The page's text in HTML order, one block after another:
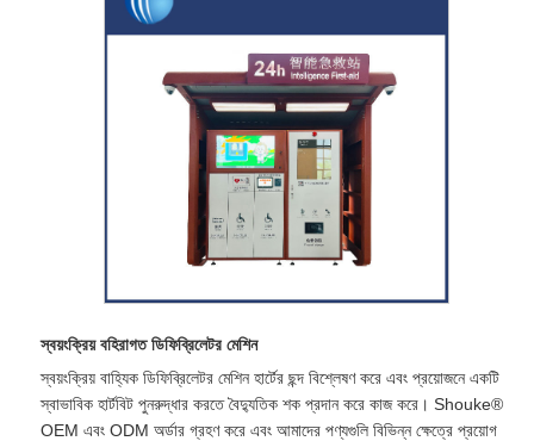
স্বয়ংক্রিয় বহিরাগত ডিফিব্রিলেটর মেশিন
স্বয়ংক্রিয় বাহ্যিক ডিফিব্রিলেটর মেশিন হার্টের ছন্দ বিশ্লেষণ করে এবং প্রয়োজনে একটি
স্বাভাবিক হার্টবিট পুনরুদ্ধার করতে বৈদ্যুতিক শক প্রদান করে কাজ করে। Shouke®
OEM এবং ODM অর্ডার গ্রহণ করে এবং আমাদের পণ্যগুলি বিভিন্ন ক্ষেত্রে প্রয়োগ